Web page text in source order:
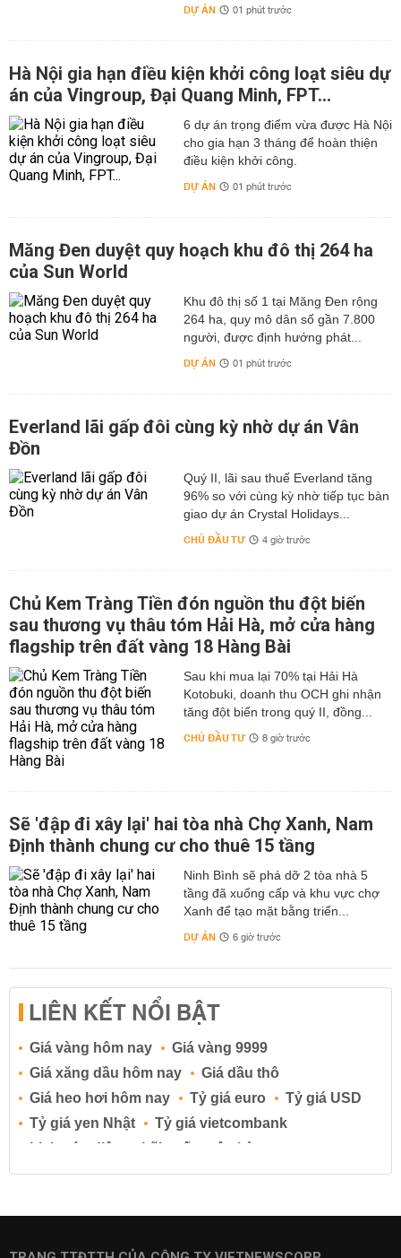
DỰ ÁN 01 phút trước
Hà Nội gia hạn điều kiện khởi công loạt siêu dự
án của Vingroup, Đại Quang Minh, FPT...
6 dự án trọng điểm vừa được Hà Nội
cho gia hạn 3 tháng để hoàn thiện
điều kiện khởi công.
DỰ ÁN 01 phút trước
Măng Đen duyệt quy hoạch khu đô thị 264 ha
của Sun World
Khu đô thị số 1 tại Măng Đen rộng
264 ha, quy mô dân số gần 7.800
người, được định hướng phát...
DỰ ÁN 01 phút trước
Everland lãi gấp đôi cùng kỳ nhờ dự án Vân
Đồn
Quý II, lãi sau thuế Everland tăng
96% so với cùng kỳ nhờ tiếp tục bàn
giao dự án Crystal Holidays...
CHỦ ĐẦU TƯ 4 giờ trước
Chủ Kem Tràng Tiền đón nguồn thu đột biến
sau thương vụ thâu tóm Hải Hà, mở cửa hàng
flagship trên đất vàng 18 Hàng Bài
Sau khi mua lại 70% tại Hải Hà
Kotobuki, doanh thu OCH ghi nhận
tăng đột biến trong quý II, đồng...
CHỦ ĐẦU TƯ 8 giờ trước
Sẽ 'đập đi xây lại' hai tòa nhà Chợ Xanh, Nam
Định thành chung cư cho thuê 15 tầng
Ninh Bình sẽ phá dỡ 2 tòa nhà 5
tầng đã xuống cấp và khu vực chợ
Xanh để tạo mặt bằng triển...
DỰ ÁN 6 giờ trước
LIÊN KẾT NỔI BẬT
Giá vàng hôm nay
Giá vàng 9999
Giá xăng dầu hôm nay
Giá dầu thô
Giá heo hơi hôm nay
Tỷ giá euro
Tỷ giá USD
Tỷ giá yen Nhật
Tỷ giá vietcombank
Lịch cúp điện
Lãi suất ngân hàng
Lãi suất tiết kiệm
Lãi suất tiền gửi
Lãi suất ngân hàng BIDV